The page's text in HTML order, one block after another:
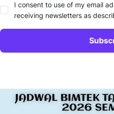
I consent to use of my email
receiving newsletters as
JADWAL BIMTEK
2026